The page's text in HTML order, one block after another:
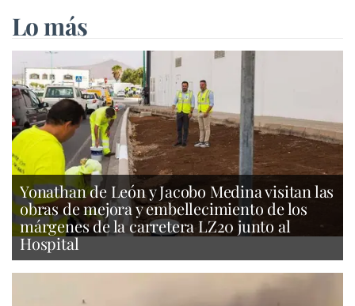
Lo más
Yonathan de León y Jacobo Medina visitan las
obras de mejora y embellecimiento de los
márgenes de la carretera LZ20 junto al
Hospital